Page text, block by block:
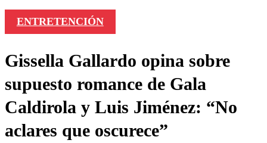
ENTRETENCIÓN
Gissella Gallardo opina sobre
supuesto romance de Gala
Caldirola y Luis Jiménez: “No
aclares que oscurece”